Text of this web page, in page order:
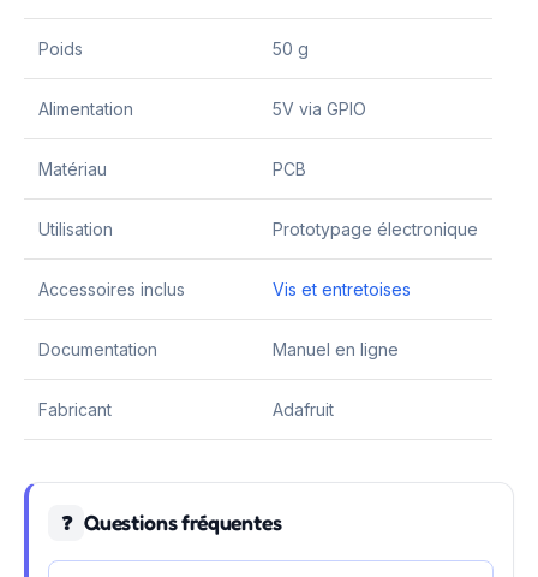
Poids 50 g
Alimentation 5V via GPIO
Matériau PCB
Utilisation Prototypage électronique
Accessoires inclus Vis et entretoises
Documentation Manuel en ligne
Fabricant Adafruit
❓ Questions fréquentes